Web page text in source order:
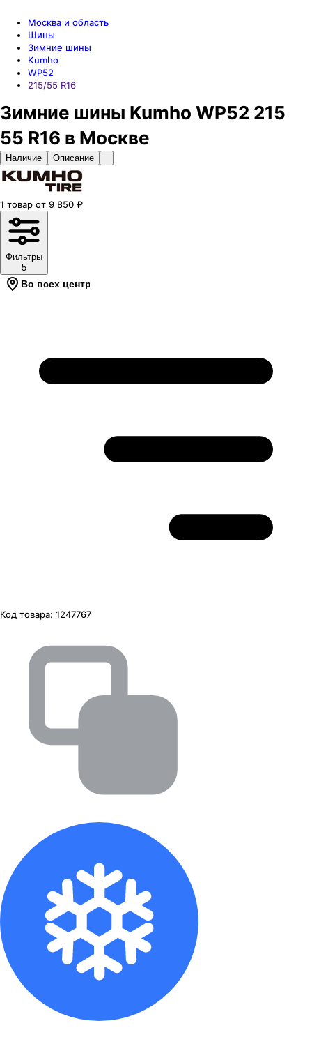
Москва и область
Шины
Зимние шины
Kumho
WP52
215/55 R16
Зимние шины Kumho WP52 215
55 R16 в Москве
Наличие Описание
1 товар от 9 850 ₽
Фильтры
5
Во всех центрах
Код товара: 1247767